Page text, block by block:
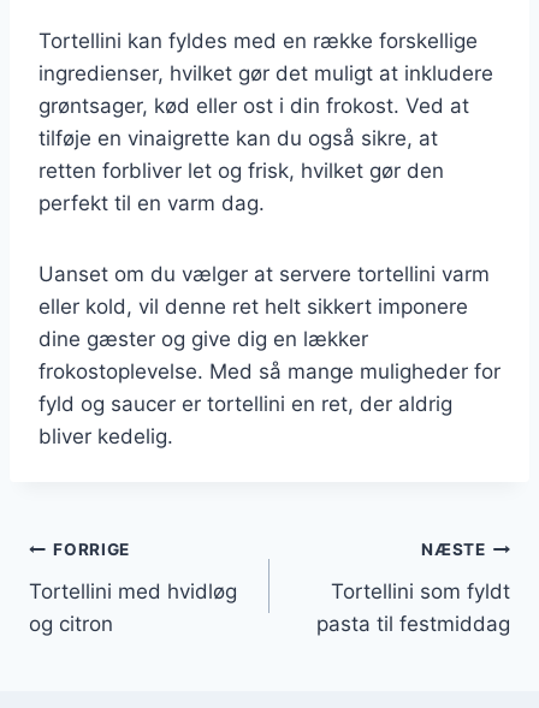
Tortellini kan fyldes med en række forskellige
ingredienser, hvilket gør det muligt at inkludere
grøntsager, kød eller ost i din frokost. Ved at
tilføje en vinaigrette kan du også sikre, at
retten forbliver let og frisk, hvilket gør den
perfekt til en varm dag.
Uanset om du vælger at servere tortellini varm
eller kold, vil denne ret helt sikkert imponere
dine gæster og give dig en lækker
frokostoplevelse. Med så mange muligheder for
fyld og saucer er tortellini en ret, der aldrig
bliver kedelig.
Indlægsnavigation
FORRIGE
Tortellini med hvidløg
og citron
NÆSTE
Tortellini som fyldt
pasta til festmiddag